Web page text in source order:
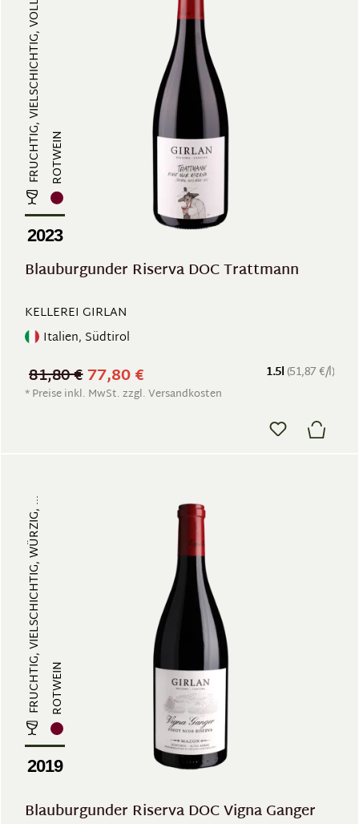
FRUCHTIG, VIELSCHICHTIG, VOLLMUND... ROTWEIN
2023
Blauburgunder Riserva DOC Trattmann
KELLEREI GIRLAN
Italien, Südtirol
1.5l (51,87 €/l)
77,80 €
81,80 €
* Preise inkl. MwSt. zzgl. Versandkosten
FRUCHTIG, VIELSCHICHTIG, WÜRZIG, ... ROTWEIN
2019
Blauburgunder Riserva DOC Vigna Ganger